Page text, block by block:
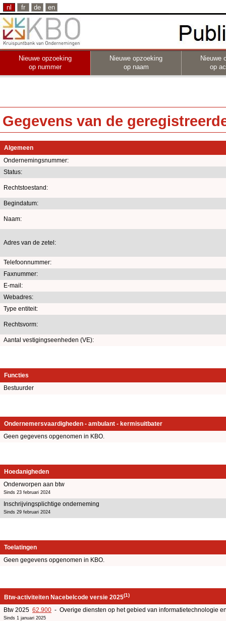
nl fr de en
Nieuwe opzoeking
op nummer
Nieuwe opzoeking
op naam
Nieuwe
op
Gegevens van de
Algemeen
Ondernemingsnummer:
Status:
Rechtstoestand:
Begindatum:
Naam:
Adres van de zetel:
Telefoonnummer:
Faxnummer:
E-mail:
Webadres:
Type entiteit:
Rechtsvorm:
Aantal vestigingseenheden (VE):
Functies
Bestuurder
Ondernemersvaardigheden - ambulant - kermisuitbater
Geen gegevens opgenomen in KBO.
Hoedanigheden
Onderworpen aan btw
Sinds 23 februari 2024
Inschrijvingsplichtige onderneming
Sinds 29 februari 2024
Toelatingen
Geen gegevens opgenomen in KBO.
Btw-activiteiten Nacebelcode versie 2025(1)
Btw 2025 62.900 - Overige diensten op het gebied van informatietechnologie
Sinds 1 januari 2025